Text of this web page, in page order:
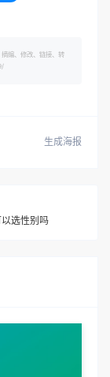
编、修改、链接、转
生成海报
选性别吗